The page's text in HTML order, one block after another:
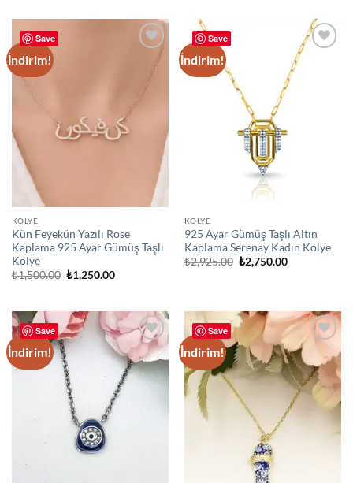
Save
İndirim!
wishlist
KOLYE
Kün Feyekün Yazılı Rose
Kaplama 925 Ayar Gümüş Taşlı
Kolye
₺1,500.00 Orijinal
fiyat:
₺1,250.00Şu
Save
İndirim!
KOLYE
925 Ayar Gümüş Taşlı Altın
Kaplama Serenay Kadın Kolye
₺2,925.00 Orijinal
fiyat:
₺2,750.00Şu
Save
İndirim!
Add to
wishlist
Save
İndirim!
wishlist